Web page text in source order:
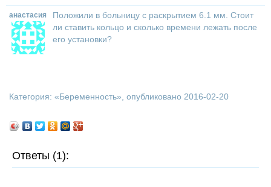
анастасия
Положили в больницу с раскрытием 6.1 мм. Стоит
ли ставить кольцо и сколько времени лежать после
его установки?
Категория: «Беременность», опубликовано 2016-02-20
Ответы (1):